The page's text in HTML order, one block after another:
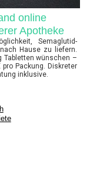
online
Apotheke
Semaglutid-
Hause zu liefern.
Tabletten wünschen –
Packung. Diskreter
inklusive.